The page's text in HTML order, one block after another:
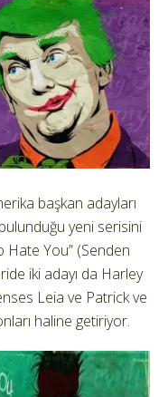
başkan adayları
yeni serisini
Hate You” (Senden
iki adayı da Harley
Leia ve Patrick ve
haline getiriyor.